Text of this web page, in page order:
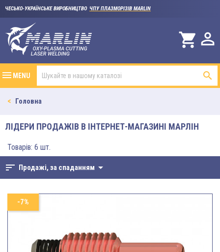
ЧЕСЬКО-УКРАЇНСЬКЕ ВИРОБНИЦТВО ЧПУ ПЛАЗМОРІЗІВ MARLIN

shopping_cart
MENU 
Головна
ЛІДЕРИ ПРОДАЖІВ В ІНТЕРНЕТ-МАГАЗИНІ МАРЛІН
Товарів: 6 шт.
sort Продажі, за спаданням 
-7%